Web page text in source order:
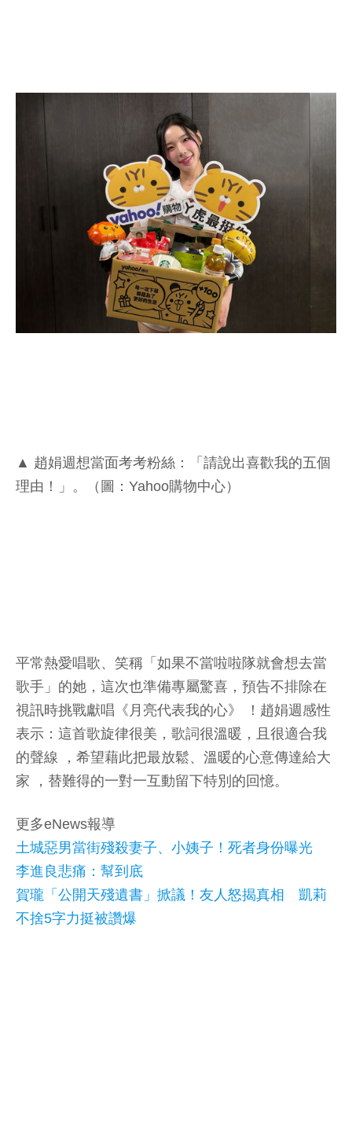
▲ 趙娟週想當面考考粉絲：「請說出喜歡我的五個
理由！」。（圖：Yahoo購物中心）
平常熱愛唱歌、笑稱「如果不當啦啦隊就會想去當
歌手」的她，這次也準備專屬驚喜，預告不排除在
視訊時挑戰獻唱《月亮代表我的心》 ！趙娟週感性
表示：這首歌旋律很美，歌詞很溫暖，且很適合我
的聲線 ，希望藉此把最放鬆、溫暖的心意傳達給大
家 ，替難得的一對一互動留下特別的回憶。
更多eNews報導
土城惡男當街殘殺妻子、小姨子！死者身份曝光
李進良悲痛：幫到底
賀瓏「公開天殘遺書」掀議！友人怒揭真相 凱莉
不捨5字力挺被讚爆